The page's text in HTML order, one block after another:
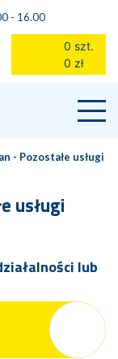
- 16.00
0 szt.
0 zł
- Pozostałe usługi
usługi
lub